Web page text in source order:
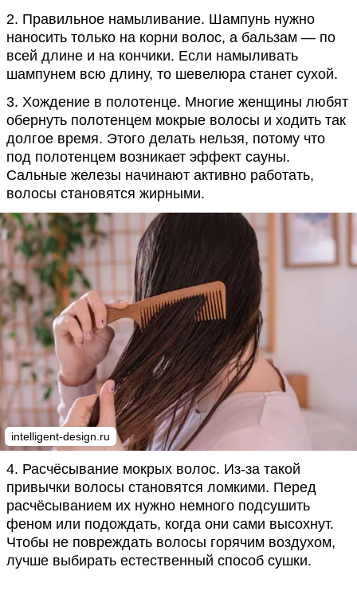
2. Правильное намыливание. Шампунь нужно
наносить только на корни волос, а бальзам — по
всей длине и на кончики. Если намыливать
шампунем всю длину, то шевелюра станет сухой.
3. Хождение в полотенце. Многие женщины любят
обернуть полотенцем мокрые волосы и ходить так
долгое время. Этого делать нельзя, потому что
под полотенцем возникает эффект сауны.
Сальные железы начинают активно работать,
волосы становятся жирными.
intelligent-design.ru
4. Расчёсывание мокрых волос. Из-за такой
привычки волосы становятся ломкими. Перед
расчёсыванием их нужно немного подсушить
феном или подождать, когда они сами высохнут.
Чтобы не повреждать волосы горячим воздухом,
лучше выбирать естественный способ сушки.